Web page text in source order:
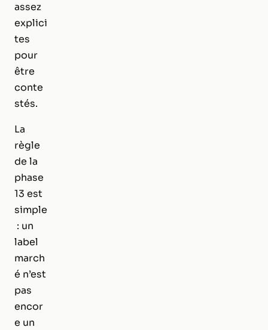
assez
explici
tes
pour
être
conte
stés.
La
règle
de la
phase
13 est
simple
: un
label
march
é n’est
pas
encor
e un